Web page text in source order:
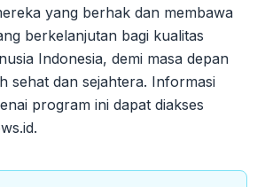
yang berhak dan membawa
berkelanjutan bagi kualitas
Indonesia, demi masa depan
sehat dan sejahtera. Informasi
program ini dapat diakses